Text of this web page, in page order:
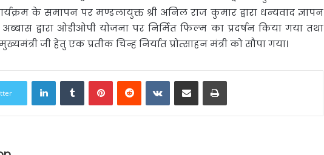
के समापन पर मण्डलायुक्त श्री अनिल राज कुमार द्वारा धन्यवाद ज्ञापन
द्वारा ओडीओपी योजना पर निर्मित फिल्म का प्रदर्षन किया गया तथा
जी हेतु एक प्रतीक चिन्ह निर्यात प्रोत्साहन मंत्री को सौपा गया।
LinkedInTumblrPinterestReddit VKontakte
Share via Email Print